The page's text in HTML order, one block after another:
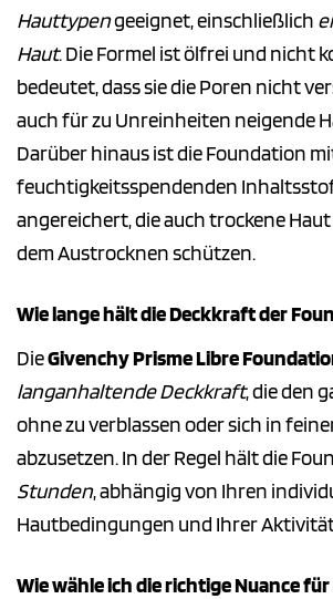
Hauttypengeeignet, einschließlich
Haut. Die Formel ist ölfrei und nicht
bedeutet, dass sie die Poren nicht
auch für zu Unreinheiten neigende
Darüber hinaus ist die Foundation
feuchtigkeitsspendenden
angereichert, die auch trockene
dem Austrocknen schützen.
Wie lange hält die Deckkraft der
DieGivenchy Prisme Libre
langanhaltende Deckkraft, die den
ohne zu verblassen oder sich in
abzusetzen. In der Regel hält die
Stunden, abhängig von Ihren
Hautbedingungen und Ihrer
Wie wähle ich die richtige Nuance